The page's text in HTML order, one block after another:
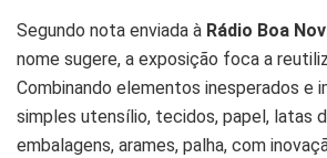
Segundo nota enviada à Rádio Boa
nome sugere, a exposição foca a
Combinando elementos inesperados e
simples utensílio, tecidos, papel, latas
embalagens, arames, palha, com